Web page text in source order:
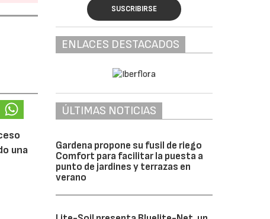
una
SUSCRIBIRSE
ENLACES DESTACADOS
ÚLTIMAS NOTICIAS
Gardena propone su fusil de riego
Comfort para facilitar la puesta a
punto de jardines y terrazas en
verano